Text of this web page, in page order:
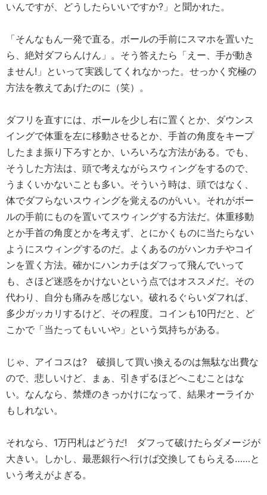
いんですが、どうしたらいいですか?」と聞かれた。
「そんなもん一発で直る。ボールの手前にスマホを置いた
ら、絶対ダフらんけん」。そう答えたら「えー、手が動き
ません!」といって実践してくれなかった。せっかく究極の
方法を教えてあげたのに（笑）。
ダフリを直すには、ボールを少し右に置くとか、ダウンス
イングで体重を左に移動させるとか、手首の角度をキープ
したまま振り下ろすとか、いろいろな方法がある。でも、
そうした方法は、頭で考えながらスウィングをするので、
うまくいかないことも多い。そういう時は、頭ではなく、
体でダフらないスウィングを覚えるのがいい。それがボー
ルの手前にものを置いてスウィングする方法だ。体重移動
とか手首の角度とかを考えず、とにかくものに当たらない
ようにスウィングするのだ。よくあるのがハンカチやコイ
ンを置く方法。確かにハンカチはダフって飛んでいって
も、さほど迷惑をかけないという点ではオススメだ。その
代わり、自分も痛みを感じない。破れるぐらいダフれば、
多少ガッカリするけど、その程度。コインも10円だと、ど
こかで「当たってもいいや」という気持ちがある。
じゃ、アイコスは? 破損して買い換えるのは無駄な出費な
ので、悲しいけど、まぁ、引きずるほどへこむことはな
い。なんなら、禁煙のきっかけになって、結果オーライか
もしれない。
それなら、1万円札はどうだ! ダフって破けたらダメージが
大きい。しかし、最悪銀行へ行けば交換してもらえる……と
いう考えがよぎる。